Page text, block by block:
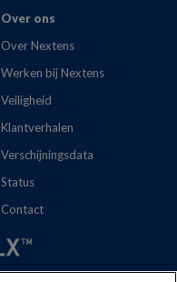
Over ons
Over Nextens
Werken bij Nextens
Veiligheid
Klantverhalen
Verschijningsdata
Status
Contact